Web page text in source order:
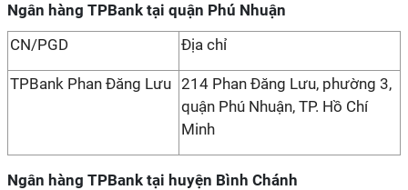
Ngân hàng TPBank tại quận Phú Nhuận
CN/PGD
Địa chỉ
TPBank Phan Đăng Lưu 214 Phan Đăng Lưu, phường 3,
quận Phú Nhuận, TP. Hồ Chí
Minh
Ngân hàng TPBank tại huyện Bình Chánh